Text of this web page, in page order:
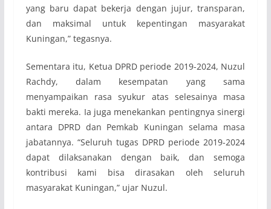
yang baru dapat bekerja dengan jujur, transparan,
dan maksimal untuk kepentingan masyarakat
Kuningan,” tegasnya.
Sementara itu, Ketua DPRD periode 2019-2024, Nuzul
Rachdy, dalam kesempatan yang sama
menyampaikan rasa syukur atas selesainya masa
bakti mereka. Ia juga menekankan pentingnya sinergi
antara DPRD dan Pemkab Kuningan selama masa
jabatannya. “Seluruh tugas DPRD periode 2019-2024
dapat dilaksanakan dengan baik, dan semoga
kontribusi kami bisa dirasakan oleh seluruh
masyarakat Kuningan,” ujar Nuzul.